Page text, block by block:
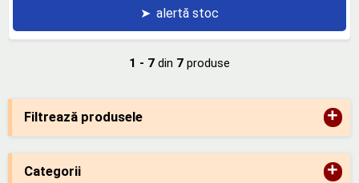
Filtrează produsele +
Categorii +
➤ alertă stoc
1 - 7 din 7 produse